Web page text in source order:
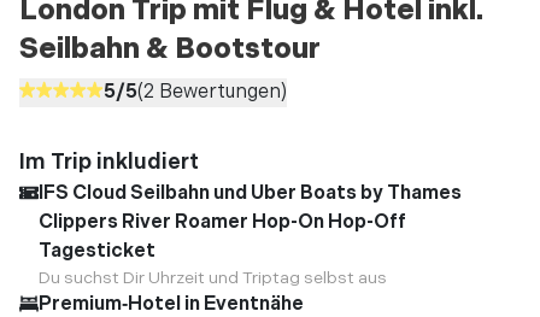
London Trip mit Flug & Hotel inkl.
Seilbahn & Bootstour
5/5(2 Bewertungen)
Im Trip inkludiert
IFS Cloud Seilbahn und Uber Boats by Thames
Clippers River Roamer Hop-On Hop-Off
Tagesticket
Du suchst Dir Uhrzeit und Triptag selbst aus
Premium‑Hotel in Eventnähe